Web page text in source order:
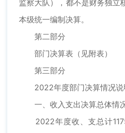
监察大队），都不是财务独立
本级统一编制决算。
第二部分
部门决算表（见附表）
第三部分
2022年度部门决算情况说
一、收入支出决算总体情
2022年度收、支总计